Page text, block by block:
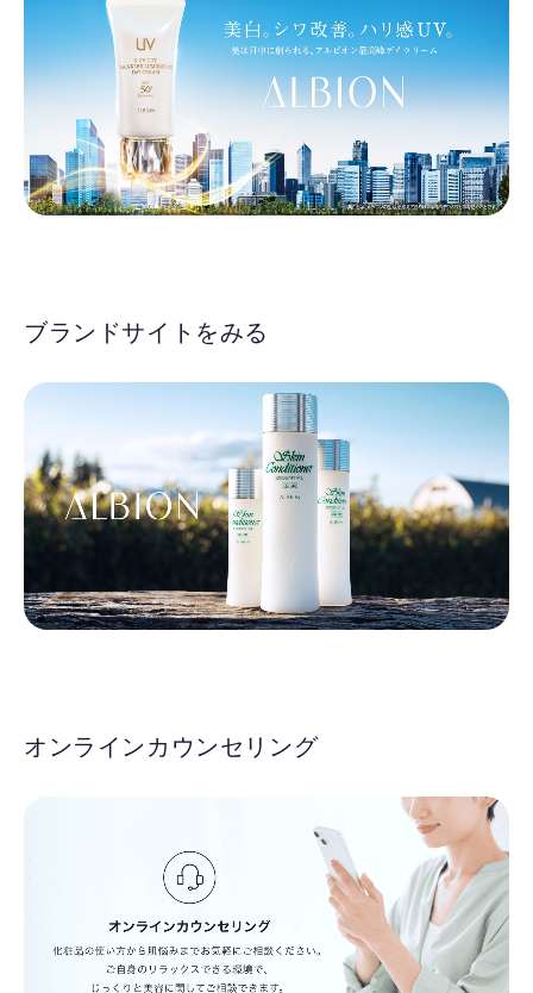
ブランドサイトをみる
オンラインカウンセリング